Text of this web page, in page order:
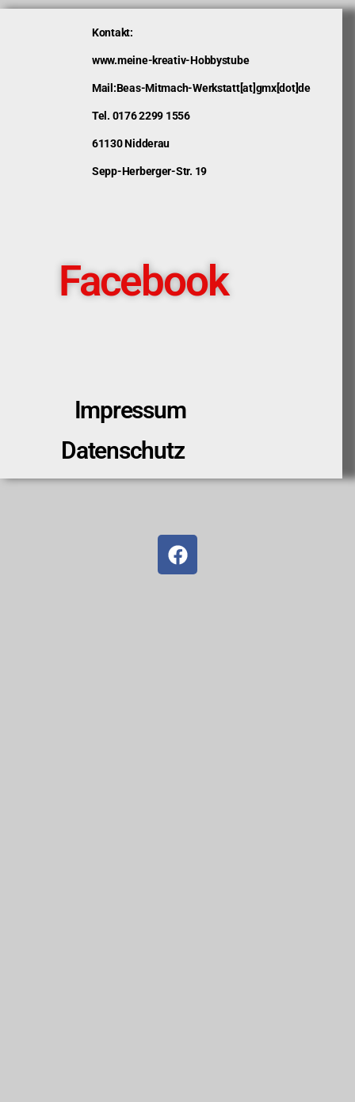
Kontakt:
www.meine-kreativ-Hobbystube
Mail:Beas-Mitmach-Werkstatt[at]gmx[dot]de
Tel. 0176 2299 1556
61130 Nidderau
Sepp-Herberger-Str. 19
Facebook
Impressum
Datenschutz